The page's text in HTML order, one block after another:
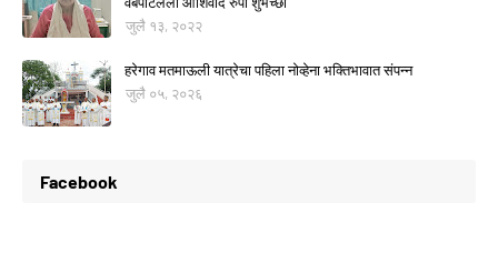
जुलै १३, २०२२
हरेगाव मतमाऊली यात्रेचा पहिला नोव्हेना भक्तिभावात संपन्न
जुलै ०५, २०२६
Facebook